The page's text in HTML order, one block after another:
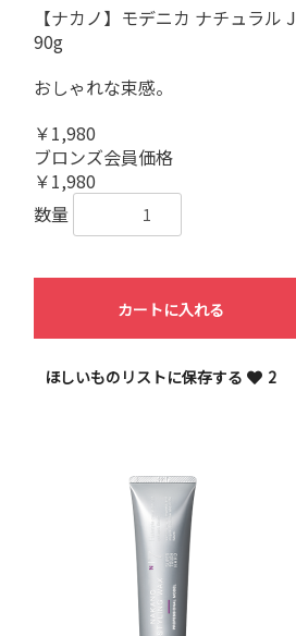
【ナカノ】モデニカ ナチュラル J
90g
おしゃれな束感。
￥1,980
ブロンズ会員価格
￥1,980
数量
カートに入れる
ほしいものリストに保存する 2